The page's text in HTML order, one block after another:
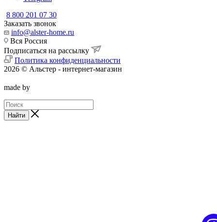
8 800 201 07 30
Заказать звонок
info@alster-home.ru
Вся Россия
Подписаться на рассылку
Политика конфиденциальности
2026 © Альстер - интернет-магазин
made by
Найти